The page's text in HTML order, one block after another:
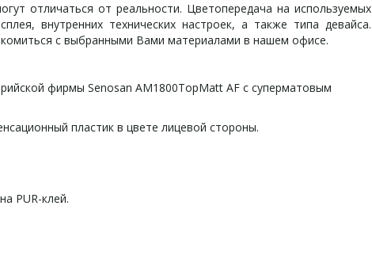
отличаться от реальности. Цветопередача на используемых
внутренних технических настроек, а также типа девайса.
с выбранными Вами материалами в нашем офисе.
фирмы Senosan AM1800TopMatt AF с суперматовым
пластик в цвете лицевой стороны.
PUR-клей.